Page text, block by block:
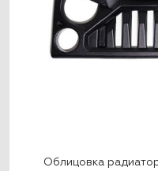
Облицовка